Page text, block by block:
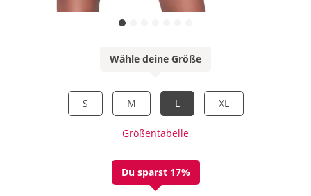
Wähle deine Größe
S M L XL
Größentabelle
Du sparst 17%